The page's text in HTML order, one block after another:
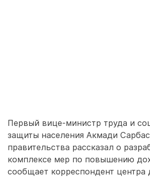
Первый вице-министр труда и
защиты населения Акмади
правительства рассказал о
комплексе мер по повышению
сообщает корреспондент центра